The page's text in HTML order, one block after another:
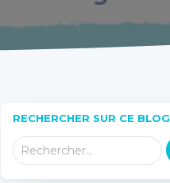
RECHERCHER SUR CE BLOG
R Rechercher…